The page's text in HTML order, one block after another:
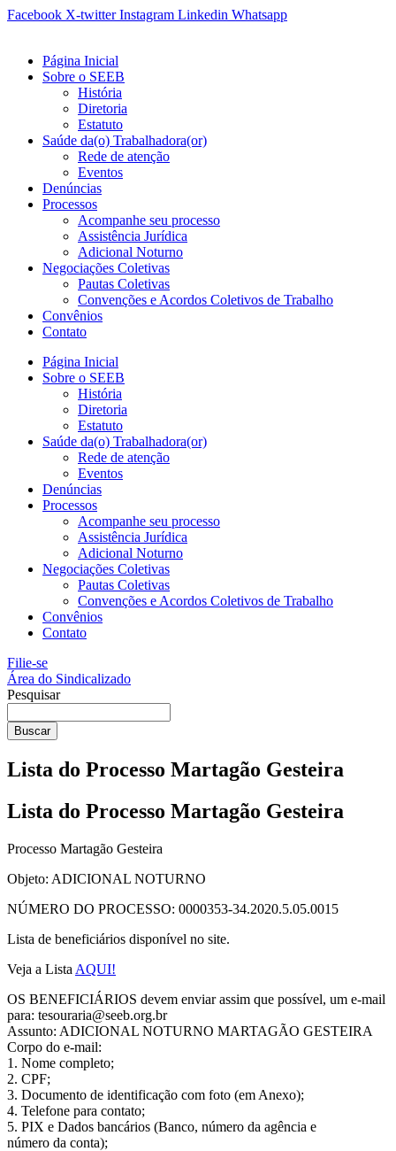
Ir
conteúdo
Facebook X-twitter Instagram Linkedin Whatsapp
Página Inicial
Sobre o SEEB
História
Diretoria
Estatuto
Saúde da(o) Trabalhadora(or)
Rede de atenção
Eventos
Denúncias
Processos
Acompanhe seu processo
Assistência Jurídica
Adicional Noturno
Negociações Coletivas
Pautas Coletivas
Convenções e Acordos Coletivos de Trabalho
Convênios
Contato
Página Inicial
Sobre o SEEB
História
Diretoria
Estatuto
Saúde da(o) Trabalhadora(or)
Rede de atenção
Eventos
Denúncias
Processos
Acompanhe seu processo
Assistência Jurídica
Adicional Noturno
Negociações Coletivas
Pautas Coletivas
Convenções e Acordos Coletivos de Trabalho
Convênios
Contato
Filie-se
Área do Sindicalizado
Pesquisar
Buscar
Lista do Processo Martagão Gesteira
Lista do Processo Martagão Gesteira
Processo Martagão Gesteira
Objeto: ADICIONAL NOTURNO
NÚMERO DO PROCESSO: 0000353-34.2020.5.05.0015
Lista de beneficiários disponível no site.
Veja a Lista AQUI!
OS BENEFICIÁRIOS devem enviar assim que possível, um e-mail
para: tesouraria@seeb.org.br
Assunto: ADICIONAL NOTURNO MARTAGÃO GESTEIRA
Corpo do e-mail:
1. Nome completo;
2. CPF;
3. Documento de identificação com foto (em Anexo);
4. Telefone para contato;
5. PIX e Dados bancários (Banco, número da agência e
número da conta);